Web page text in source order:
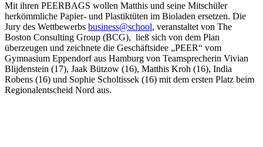
Mit ihren PEERBAGS wollen Matthis und seine Mitschüler
herkömmliche Papier- und Plastiktüten im Bioladen ersetzen. Die
Jury des Wettbewerbs business@school, veranstaltet von The
Boston Consulting Group (BCG), ließ sich von dem Plan
überzeugen und zeichnete die Geschäftsidee „PEER“ vom
Gymnasium Eppendorf aus Hamburg von Teamsprecherin Vivian
Blijdenstein (17), Jaak Bützow (16), Matthis Kroh (16), India
Robens (16) und Sophie Scholtissek (16) mit dem ersten Platz beim
Regionalentscheid Nord aus.